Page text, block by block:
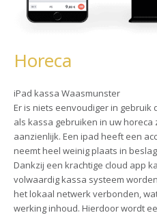
Horeca
iPad kassa Waasmunster
Er is niets eenvoudiger in gebruik
als kassa gebruiken in uw
aanzienlijk. Een ipad heeft een
neemt heel weinig plaats in
Dankzij een krachtige cloud app
volwaardig kassa systeem
het lokaal netwerk verbonden,
werking inhoud. Hierdoor wordt